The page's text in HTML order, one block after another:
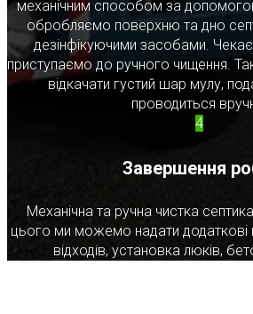
механічним способом за
обробляємо поверхню та дно
дезінфікуючими засобами.
приступаємо до ручного чищення.
відкачати густий шар мулу,
проводиться
4
Завершення
Механічна та ручна чистка
цього ми можемо надати додаткові
відходів, установка люків,